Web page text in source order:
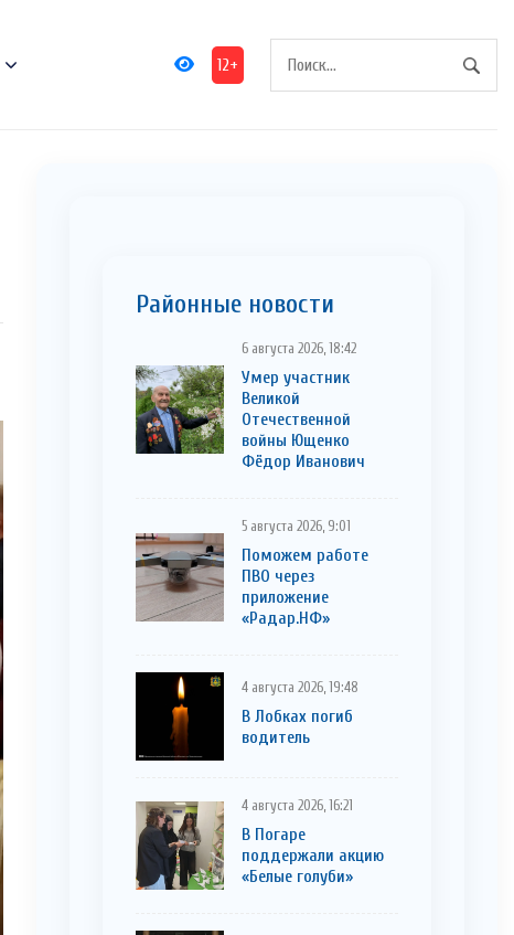
12+
Районные новости
6 августа 2026, 18:42
Умер участник
Великой
Отечественной
войны Ющенко
Фёдор Иванович
5 августа 2026, 9:01
Поможем работе
ПВО через
приложение
«Радар.НФ»
4 августа 2026, 19:48
В Лобках погиб
водитель
4 августа 2026, 16:21
В Погаре
поддержали акцию
«Белые голуби»